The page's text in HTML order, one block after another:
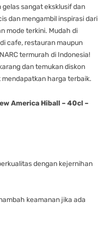
sangat eksklusif dan
dan mengambil inspirasi dari
mode terkini. Mudah di
cafe, restauran maupun
termurah di Indonesia!
dan temukan diskon
mendapatkan harga terbaik.
America Hiball – 40cl –
dengan kejernihan
keamanan jika ada